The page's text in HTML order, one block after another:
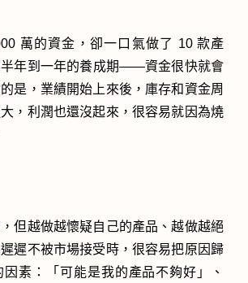
萬的資金，卻一口氣做了 10 款產
半年到一年的養成期——資金很快就會
是，業績開始上來後，庫存和資金周
，利潤也還沒起來，很容易就因為燒
但越做越懷疑自己的產品、越做越絕
遲不被市場接受時，很容易把原因歸
素：「可能是我的產品不夠好」、